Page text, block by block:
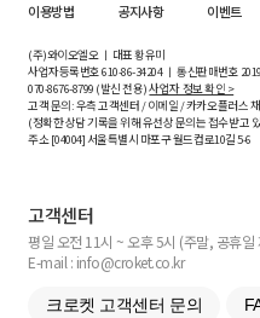
이용방법
공지사항 이벤트
(주)와이오엘오 ㅣ 대표 황유미
사업자등록번호610-86-34204ㅣ 통신판매번호
070-8676-8799 (발신 전용)사업자 정보 확인 >
고객 문의: 우측 고객센터 / 이메일 / 카카오플러스
(정확한 상담 기록을 위해 유선상 문의는 접수받고
주소 [04004] 서울특별시 마포구 월드컵로10길5-6
고객센터
평일 오전 11시 ~ 오후 5시 (주말, 공휴일
E-mail : info@croket.co.kr
크로켓 고객센터 문의